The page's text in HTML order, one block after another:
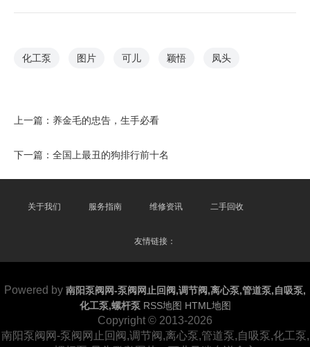
化工泵 图片 可儿 颖悟 凤头
上一篇： 养金毛的忠告，生手必看
下一篇： 全国上最丑的狗排行前十名
关于我们 服务指南 维修资讯 二手回收
友情链接：
Powered by 南阳泵阀网-泵阀网止回阀,调节阀,离心泵,管道泵,自吸泵,
化工泵,螺杆泵 RSS地图 HTML地图
Copyright © 2013-2026
南阳泵阀网-泵阀网止回阀,调节阀,离心泵,管道泵,自吸泵,化工泵,